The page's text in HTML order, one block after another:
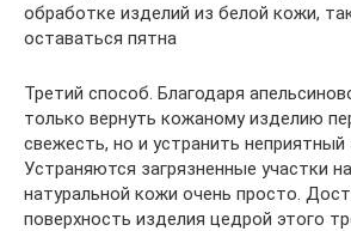
обработке изделий из белой кожи,
оставаться пятна
Третий способ. Благодаря
только вернуть кожаному изделию
свежесть, но и устранить неприятный
Устраняются загрязненные участки
натуральной кожи очень просто.
поверхность изделия цедрой этого